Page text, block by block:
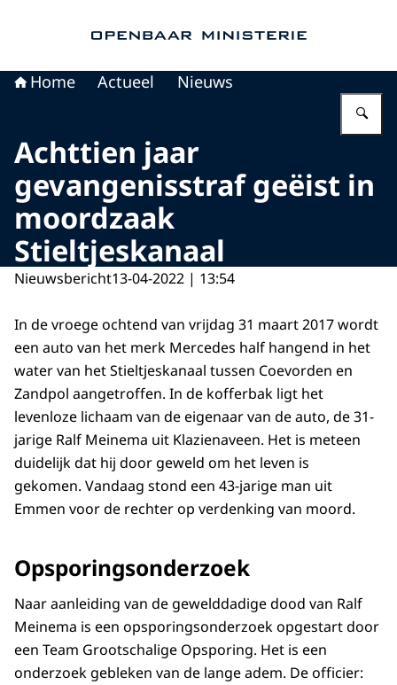
Home Actueel Nieuws
Achttien jaar
gevangenisstraf geëist in
moordzaak
Stieltjeskanaal
Nieuwsbericht13-04-2022 | 13:54
In de vroege ochtend van vrijdag 31 maart 2017 wordt
een auto van het merk Mercedes half hangend in het
water van het Stieltjeskanaal tussen Coevorden en
Zandpol aangetroffen. In de kofferbak ligt het
levenloze lichaam van de eigenaar van de auto, de 31-
jarige Ralf Meinema uit Klazienaveen. Het is meteen
duidelijk dat hij door geweld om het leven is
gekomen. Vandaag stond een 43-jarige man uit
Emmen voor de rechter op verdenking van moord.
Opsporingsonderzoek
Naar aanleiding van de gewelddadige dood van Ralf
Meinema is een opsporingsonderzoek opgestart door
een Team Grootschalige Opsporing. Het is een
onderzoek gebleken van de lange adem. De officier: